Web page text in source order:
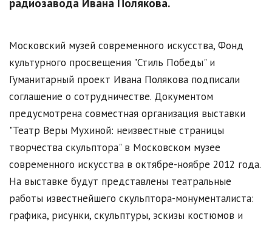
радиозавода Ивана Полякова.
Московский музей современного искусства, Фонд
культурного просвещения "Стиль Победы" и
Гуманитарный проект Ивана Полякова подписали
соглашение о сотрудничестве. Документом
предусмотрена совместная организация выставки
"Театр Веры Мухиной: неизвестные страницы
творчества скульптора" в Московском музее
современного искусства в октябре-ноябре 2012 года.
На выставке будут представлены театральные
работы известнейшего скульптора-монументалиста:
графика, рисунки, скульптуры, эскизы костюмов и